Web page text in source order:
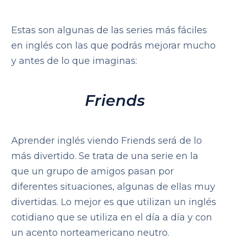
Estas son algunas de las series más fáciles
en inglés con las que podrás mejorar mucho
y antes de lo que imaginas:
Friends
Aprender inglés viendo Friends será de lo
más divertido. Se trata de una serie en la
que un grupo de amigos pasan por
diferentes situaciones, algunas de ellas muy
divertidas. Lo mejor es que utilizan un inglés
cotidiano que se utiliza en el día a día y con
un acento norteamericano neutro.